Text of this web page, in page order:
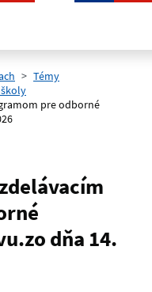
Témy
pre odborné
dňa 14.